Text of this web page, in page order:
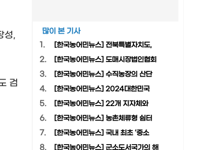
성,
검
많이 본 기사
1.
[한국농어민뉴스] 전북특별자치도,
2. [한국농어민뉴스] 도매시장법인협회
3. [한국농어민뉴스] 수직농장의 산단
4. [한국농어민뉴스] 2024대한민국
5. [한국농어민뉴스] 22개 지자체와
6. [한국농어민뉴스] 농촌체류형 쉼터
7. [한국농어민뉴스] 국내 최초 ‘중소
8. [한국농어민뉴스] 군소도서국가의 해